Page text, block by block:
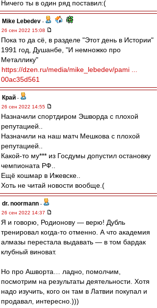
Ничего ты в один ряд поставил:(
Mike Lebedev -
26 сен 2022 15:08
Пока то да сё, в разделе "Этот день в Истории"
1991 год, Душанбе, "И немножко про
Металлику"
https://dzen.ru/media/mike_lebedev/pami ...
00ac35d561
Край -
26 сен 2022 14:55
Назначили спортдиром Эшворда с плохой
репутацией..
Назначили на наш матч Мешкова с плохой
репутацией..
Какой-то му*** из Госдумы допустил остановку
чемпионата РФ..
Ещё кошмар в Ижевске..
Хоть не читай новости вообще.(
dr. noormann -
26 сен 2022 14:37
Я и говорю, Родионову — верю! Дубль
тренировал когда-то отменно. А что академия
алмазы перестала выдавать — в том бардак
клубный виноват.
Но про Ашворта… ладно, помолчим,
посмотрим на результаты деятельности. Хотя
надо изучить, кого он там в Латвии покупал и
продавал, интересно.)))